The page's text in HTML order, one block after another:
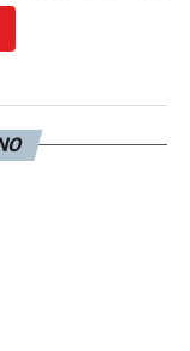
lavorare, il
i lati positivi